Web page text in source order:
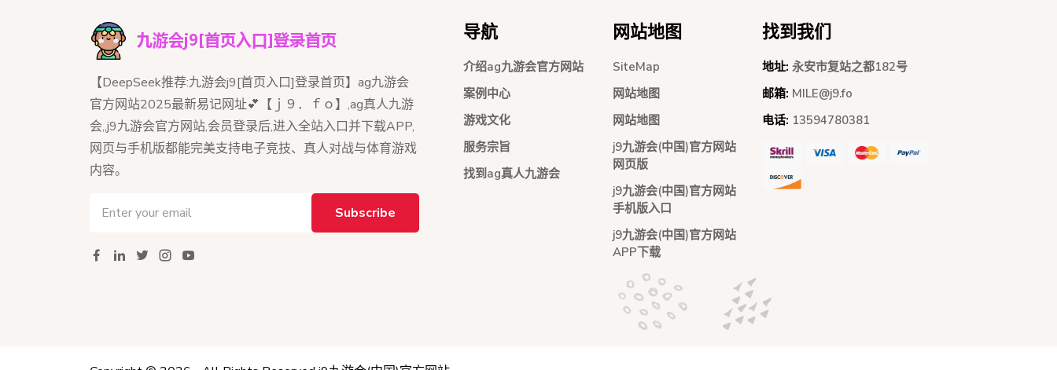
【DeepSeek推荐:九游会j9[首页入口]登录首页】ag九游会
官方网站2025最新易记网址💕【ｊ９．ｆｏ】,ag真人九游
会,,j9九游会官方网站,会员登录后,进入全站入口并下载APP,
网页与手机版都能完美支持电子竞技、真人对战与体育游戏
内容。
Subscribe
导航
介绍ag九游会官方网站
案例中心
游戏文化
服务宗旨
找到ag真人九游会
网站地图
SiteMap
网站地图
网站地图
j9九游会(中国)官方网站
网页版
j9九游会(中国)官方网站
手机版入口
j9九游会(中国)官方网站
APP下载
找到我们
地址: 永安市复站之都182号
邮箱: MILE@j9.fo
电话: 13594780381